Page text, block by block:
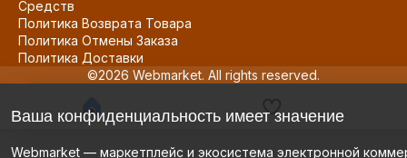
Средств
Политика Возврата Товара
Политика Отмены Заказа
Политика Доставки
©2026 Webmarket. All rights reserved.
Ваша конфиденциальность имеет значение
Webmarket — маркетплейс и экосистема электронной